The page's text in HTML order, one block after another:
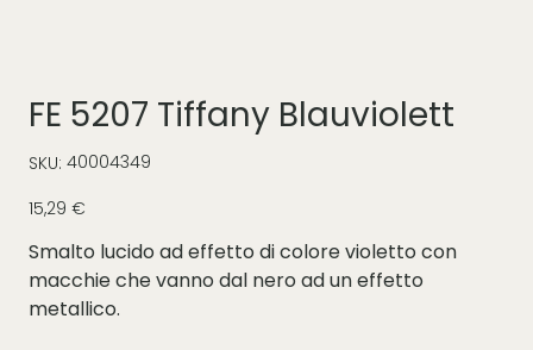
FE 5207 Tiffany Blauviolett
SKU:
SKU
40004349
40004349
Prezzo
15,29 €
Smalto lucido ad effetto di colore violetto con
macchie che vanno dal nero ad un effetto
metallico.